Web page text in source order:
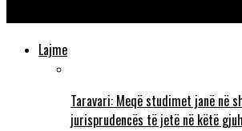
Lajme
Taravari: Meqë studimet janë në
jurisprudencës të jetë në këtë